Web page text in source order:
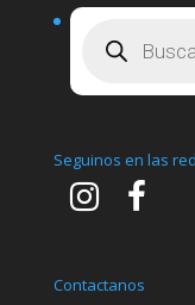
Seguinos en las
Contactanos